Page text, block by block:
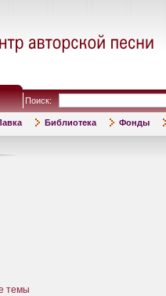
Поиск:
Библиотека Фонды
темы